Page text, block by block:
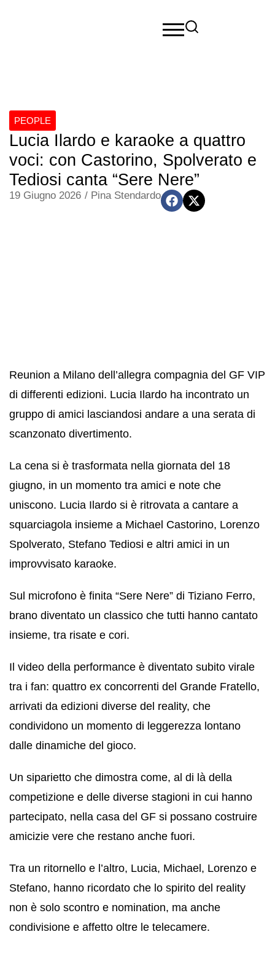
PEOPLE
Lucia Ilardo e karaoke a quattro
voci: con Castorino, Spolverato e
Tediosi canta “Sere Nere”
19 Giugno 2026 / Pina Stendardo
Reunion a Milano dell’allegra compagnia del GF VIP
di differenti edizioni. Lucia Ilardo ha incontrato un
gruppo di amici lasciandosi andare a una serata di
scanzonato divertimento.
La cena si è trasformata nella giornata del 18
giugno, in un momento tra amici e note che
uniscono. Lucia Ilardo si è ritrovata a cantare a
squarciagola insieme a Michael Castorino, Lorenzo
Spolverato, Stefano Tediosi e altri amici in un
improvvisato karaoke.
Sul microfono è finita “Sere Nere” di Tiziano Ferro,
brano diventato un classico che tutti hanno cantato
insieme, tra risate e cori.
Il video della performance è diventato subito virale
tra i fan: quattro ex concorrenti del Grande Fratello,
arrivati da edizioni diverse del reality, che
condividono un momento di leggerezza lontano
dalle dinamiche del gioco.
Un siparietto che dimostra come, al di là della
competizione e delle diverse stagioni in cui hanno
partecipato, nella casa del GF si possano costruire
amicizie vere che restano anche fuori.
Tra un ritornello e l’altro, Lucia, Michael, Lorenzo e
Stefano, hanno ricordato che lo spirito del reality
non è solo scontro e nomination, ma anche
condivisione e affetto oltre le telecamere.